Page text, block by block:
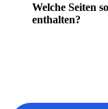
Welche Seiten
enthalten?